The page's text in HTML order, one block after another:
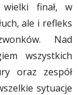
wielki finał, w
ale i refleks
Nad
wszystkich
oraz zespół
sytuacje